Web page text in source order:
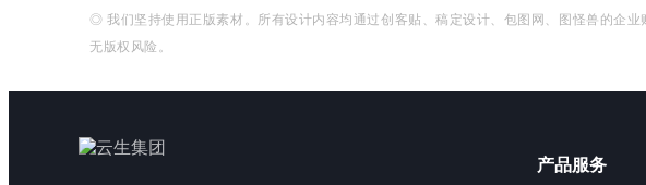
◎ 我们坚持使用正版素材。所有设计内容均通过创客贴、稿定设计、包图网、图怪兽的企
无版权风险。
产品服务